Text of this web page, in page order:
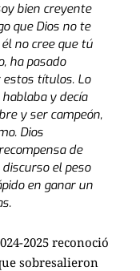
bien creyente
que Dios no te
no cree que tú
ha pasado
títulos. Lo
y decía
y ser campeón,
Dios
de
el peso
en ganar un
2025 reconoció
sobresalieron